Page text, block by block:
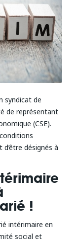
syndicat de
de représentant
(CSE).
désignés à
!
intérimaire en
social et